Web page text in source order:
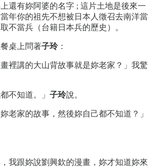
還有妳阿婆的名字 ; 這片土地是後來一
年你的祖先不想被日本人徵召去南洋當
不當兵（台籍日本兵的歷史）。
桌上問著子玲：
畫裡講的大山背故事就是妳老家？」我驚
不知道。」 子玲說。
老家的故事，然後妳自己都不知道？」
，我跟妳說劉興欽的漫畫，妳才知道妳來